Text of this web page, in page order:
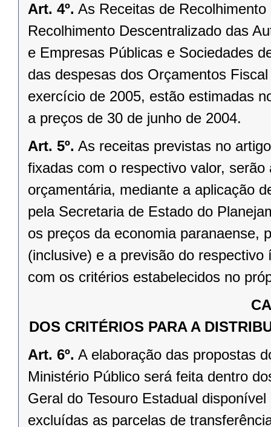
Art. 4º. As Receitas de
Recolhimento Descentralizado das
e Empresas Públicas e Sociedades
das despesas dos Orçamentos
exercício de 2005, estão estimadas
a preços de 30 de junho de 2004.
Art. 5º. As receitas previstas no
fixadas com o respectivo valor,
orçamentária, mediante a aplicação
pela Secretaria de Estado do
os preços da economia paranaense,
(inclusive) e a previsão do
com os critérios estabelecidos no
DOS CRITÉRIOS PARA A
Art. 6º. A elaboração das propostas
Ministério Público será feita dentro
Geral do Tesouro Estadual
excluídas as parcelas de